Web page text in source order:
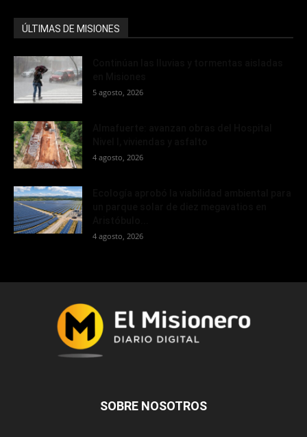
ÚLTIMAS DE MISIONES
5 agosto, 2026
4 agosto, 2026
4 agosto, 2026
SOBRE NOSOTROS